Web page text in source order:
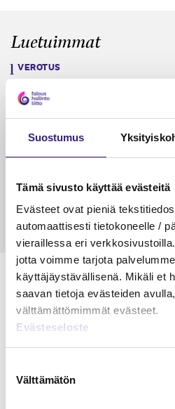
Suostumus
Tämä sivusto käyttää evästeitä
Evästeet ovat pieniä
automaattisesti tietokoneelle /
vieraillessa eri
jotta voimme tarjota
käyttäjäystävällisenä. Mikäli et
saavan tietoja evästeiden
välttämättömimmät evästeet.
Evästeseloste
valinta
Välttämätön
Luetuimmat
VEROTUS
Kulu­veloitukset
verotuksessa – omien
veloitus ja läpi­laskutus